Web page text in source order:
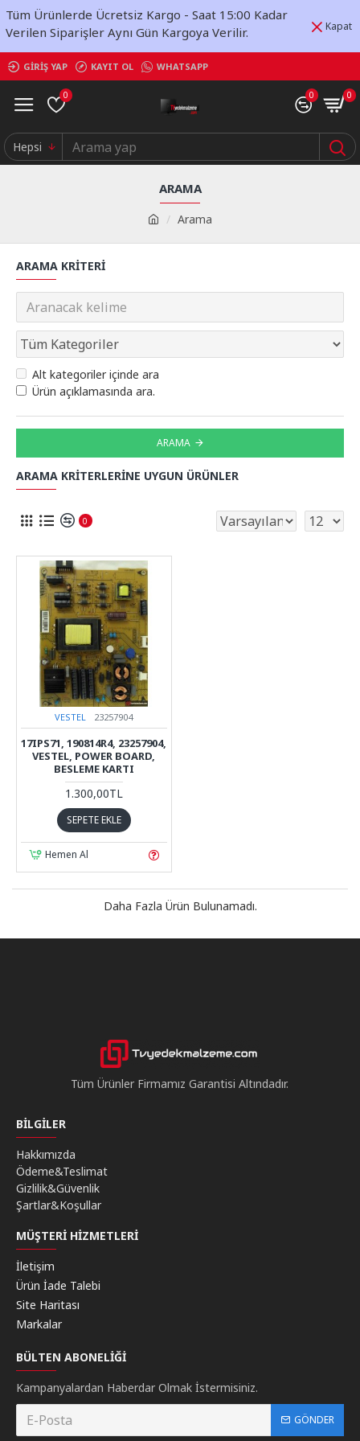
Tüm Ürünlerde Ücretsiz Kargo - Saat 15:00 Kadar
Verilen Siparişler Aynı Gün Kargoya Verilir.
Kapat
GIRIŞ YAP KAYIT OL WHATSAPP
0 0 0
Hepsi
Arama
ARAMA
ARAMA KRITERI
Alt kategoriler içinde ara
Ürün açıklamasında ara.
ARAMA
ARAMA KRITERLERINE UYGUN ÜRÜNLER
0
VESTEL 23257904
17IPS71, 190814R4, 23257904,
VESTEL, POWER BOARD,
BESLEME KARTI
1.300,00TL
SEPETE EKLE
Hemen Al
Daha Fazla Ürün Bulunamadı.
Tüm Ürünler Firmamız Garantisi Altındadır.
BILGILER
Hakkımızda
Ödeme&Teslimat
Gizlilik&Güvenlik
Şartlar&Koşullar
MÜŞTERI HIZMETLERI
İletişim
Ürün İade Talebi
Site Haritası
Markalar
BÜLTEN ABONELIĞI
Kampanyalardan Haberdar Olmak İstermisiniz.
GÖNDER